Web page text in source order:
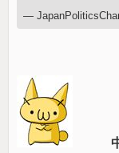
—
中国